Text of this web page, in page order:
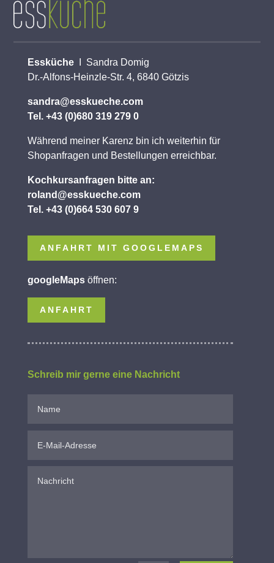
Essküche
I Sandra Domig
Dr.-Alfons-Heinzle-Str. 4, 6840 Götzis
sandra@esskueche.com
Tel. +43 (0)680 319 279 0
Während meiner Karenz bin ich weiterhin für
Shopanfragen und Bestellungen erreichbar.
Kochkursanfragen bitte an:
roland@esskueche.com
Tel. +43 (0)664 530 607 9
ANFAHRT MIT GOOGLEMAPS
googleMapsöffnen:
ANFAHRT
Schreib mir gerne eine Nachricht